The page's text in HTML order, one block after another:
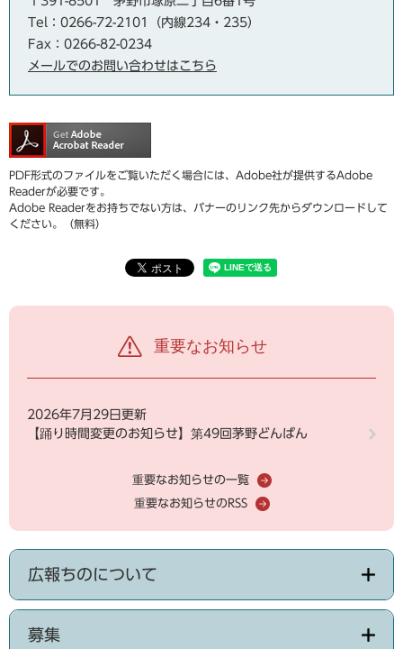
Tel：0266-72-2101（内線234・235）
Fax：0266-82-0234
メールでのお問い合わせはこちら
PDF形式のファイルをご覧いただく場合には、Adobe社が提供するAdobe
Readerが必要です。
Adobe Readerをお持ちでない方は、バナーのリンク先からダウンロードして
ください。（無料）
重要なお知らせ
2026年7月29日更新
【踊り時間変更のお知らせ】第49回茅野どんばん
重要なお知らせの一覧
重要なお知らせのRSS
広報ちのについて
募集